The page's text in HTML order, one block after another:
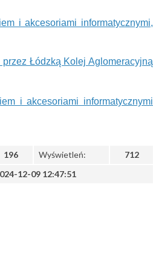
i akcesoriami informatycznymi,
Łódzką Kolej Aglomeracyjną
i akcesoriami informatycznymi
196 Wyświetleń:
712
12-09 12:47:51